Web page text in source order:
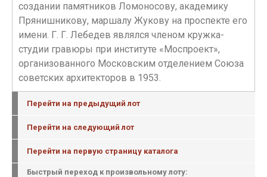
создании памятников Ломоносову, академику
Прянишникову, маршалу Жукову на проспекте его
имени. Г. Г. Лебедев являлся членом кружка-
студии гравюры при институте «Моспроект»,
организованного Московским отделением Союза
советских архитекторов в 1953.
Перейти на предыдущий лот
Перейти на следующий лот
Перейти на первую страницу каталога
Быстрый переход к произвольному лоту: